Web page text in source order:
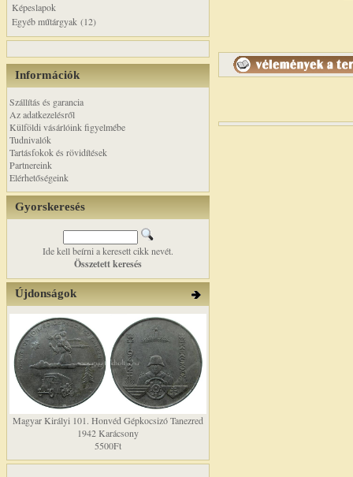
Képeslapok
Egyéb műtárgyak (12)
Információk
Szállítás és garancia
Az adatkezelésről
Külföldi vásárlóink figyelmébe
Tudnivalók
Tartásfokok és rövidítések
Partnereink
Elérhetőségeink
Gyorskeresés
Ide kell beírni a keresett cikk nevét.
Összetett keresés
Újdonságok
Magyar Királyi 101. Honvéd Gépkocsizó Tanezred
1942 Karácsony
5500Ft